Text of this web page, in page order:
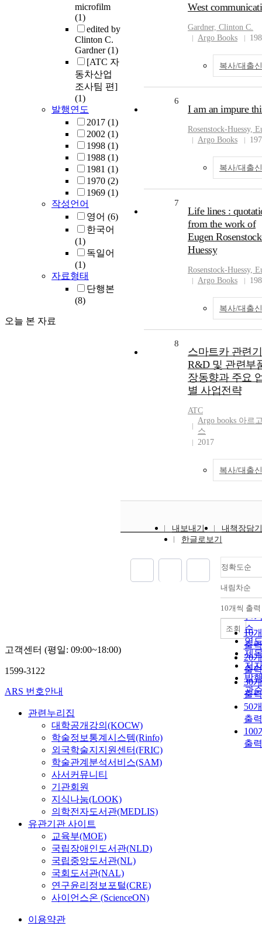
microfilm
(1)
edited by
Clinton C.
Gardner(1)
[ATC 자
동차산업
조사팀 편]
(1)
발행연도
2017 (1)
2002 (1)
1998 (1)
1988 (1)
1981 (1)
1970 (2)
1969 (1)
작성언어
영어 (6)
한국어
(1)
독일어
(1)
자료형태
단행본
(8)
오늘 본 자료
West
Gardner, Clinton C.
Argo Books
복사/대출
6
I am an impure
Rosenstock-Huessy,
Argo Books
복사/대출
7
Life lines :
from the work of
Eugen
Huessy
Rosenstock-Huessy,
Argo Books
복사/대출
8
스마트카 관련
R&D 및 관련부
장동향과 주요
별 사업전략
ATC
Argo books 아르
스
2017
복사/대출
내보내기
내책장담기
한글로보기
정확도순
정
순
인
순
연
제
저
발
관
내림차순
내
10개씩 출력
10
출력
20
출력
30
출력
50
출력
100
출력
조회
고객센터 (평일: 09:00~18:00)
1599-3122
ARS 번호안내
관련누리집
대학공개강의(KOCW)
학술정보통계시스템(Rinfo)
외국학술지지원센터(FRIC)
학술관계분석서비스(SAM)
사서커뮤니티
기관회원
지식나눔(LOOK)
의학전자도서관(MEDLIS)
유관기관 사이트
교육부(MOE)
국립장애인도서관(NLD)
국립중앙도서관(NL)
국회도서관(NAL)
연구윤리정보포털(CRE)
사이언스온 (ScienceON)
이용약관